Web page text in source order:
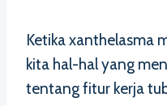
Ketika xanthelasma
kita hal-hal yang
tentang fitur kerja